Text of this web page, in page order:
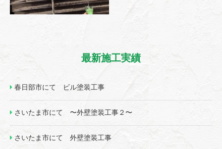
最新施工実績
春日部市にて ビル塗装工事
さいたま市にて 〜外壁塗装工事２〜
さいたま市にて 外壁塗装工事